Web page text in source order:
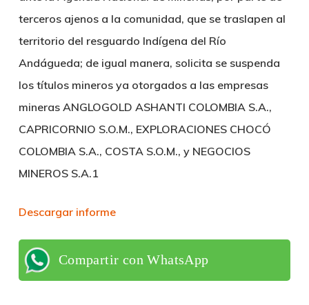
terceros ajenos a la comunidad, que se traslapen al
territorio del resguardo Indígena del Río
Andágueda; de igual manera, solicita se suspenda
los títulos mineros ya otorgados a las empresas
mineras ANGLOGOLD ASHANTI COLOMBIA S.A.,
CAPRICORNIO S.O.M., EXPLORACIONES CHOCÓ
COLOMBIA S.A., COSTA S.O.M., y NEGOCIOS
MINEROS S.A.1
Descargar informe
Compartir con WhatsApp